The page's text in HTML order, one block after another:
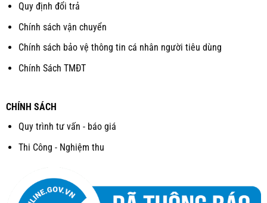
Quy định đổi trả
Chính sách vận chuyển
Chính sách bảo vệ thông tin cá nhân người tiêu dùng
Chính Sách TMĐT
CHÍNH SÁCH
Quy trình tư vấn - báo giá
Thi Công - Nghiệm thu